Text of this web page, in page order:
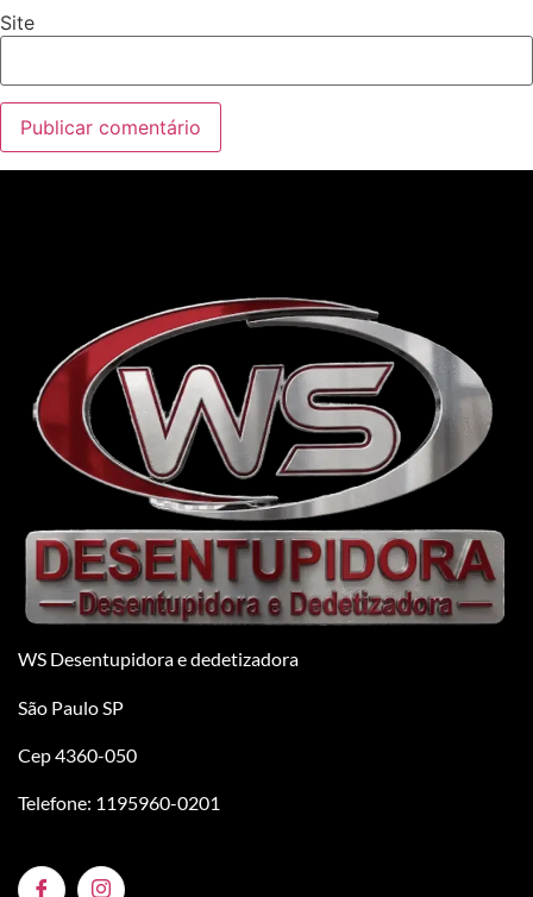
Site
WS Desentupidora e dedetizadora
São Paulo SP
Cep 4360-050
Telefone: 1195960-0201